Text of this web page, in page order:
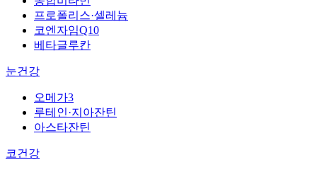
프로폴리스·셀레늄
코엔자임Q10
베타글루칸
눈건강
오메가3
루테인·지아잔틴
아스타잔틴
코건강